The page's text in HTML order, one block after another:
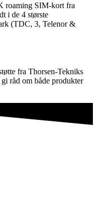
roaming SIM-kort fra
i de 4 største
(TDC, 3, Telenor &
fra Thorsen-Tekniks
råd om både produkter